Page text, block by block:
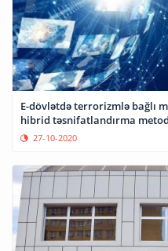
E-dövlətdə terrorizmlə bağlı
hibrid təsnifatlandırma
27-10-2020